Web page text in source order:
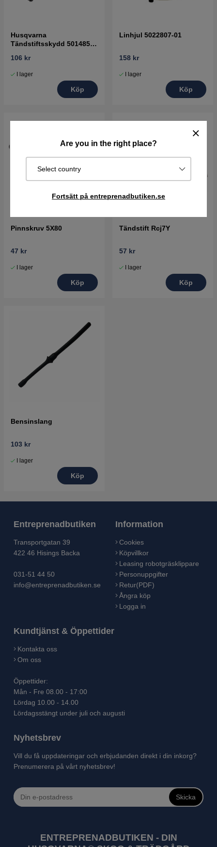
Are you in the right place?
Select country
Fortsätt på entreprenadbutiken.se
Husqvarna
Tändstiftsskydd 5014854-
106 kr
I lager
Köp
Linhjul 5022807-01
158 kr
I lager
Köp
Pinnskruv 5X80
47 kr
I lager
Köp
Tändstift Rcj7Y
57 kr
I lager
Köp
Bensinslang
103 kr
I lager
Köp
Entreprenadbutiken
Transportgatan 39
422 46 Hisings Backa
031-51 44 50
info@entreprenadbutiken.se
Information
Cookies
Köpvillkor
Leasing robotgräsklippare
Personuppgifter
Retur(PDF)
Ångra köp
Logga in
Kundtjänst & Öppettider
Kontakta oss
Om oss
Öppettider:
Mån - Fre 08.00 - 17:00
Lördag 10.00 - 14.00
Lördagsstängt under juli och augusti
Nyhetsbrev
Vill du få uppdateringar och erbjudanden direkt i din inkorg?
Prenumerera på vårt nyhetsbrev!
Skicka
ENTREPRENADBUTIKEN - DIN